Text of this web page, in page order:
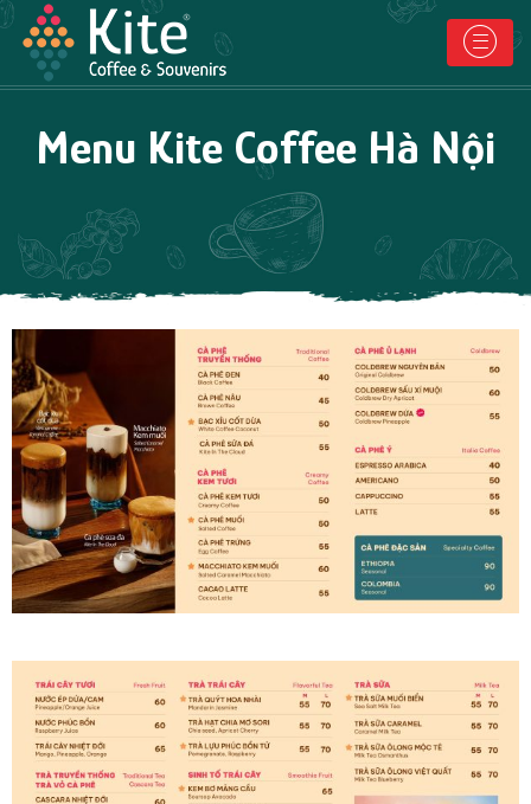
Menu Kite Coffee Hà Nội